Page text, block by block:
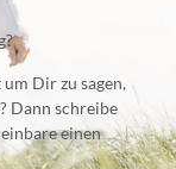
Dir zu sagen,
Dann schreibe
einen